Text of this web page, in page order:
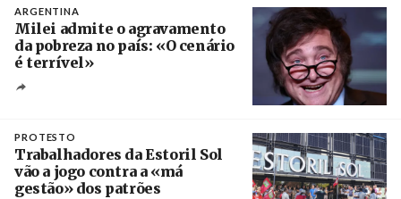
ARGENTINA
Milei admite o agravamento
da pobreza no país: «O cenário
é terrível»
PROTESTO
Trabalhadores da Estoril Sol
vão a jogo contra a «má
gestão» dos patrões